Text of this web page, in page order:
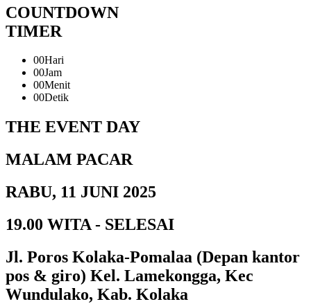
COUNTDOWN
TIMER
00Hari
00Jam
00Menit
00Detik
THE EVENT DAY
MALAM PACAR
RABU, 11 JUNI 2025
19.00 WITA - SELESAI
Jl. Poros Kolaka-Pomalaa (Depan kantor
pos & giro) Kel. Lamekongga, Kec
Wundulako, Kab. Kolaka